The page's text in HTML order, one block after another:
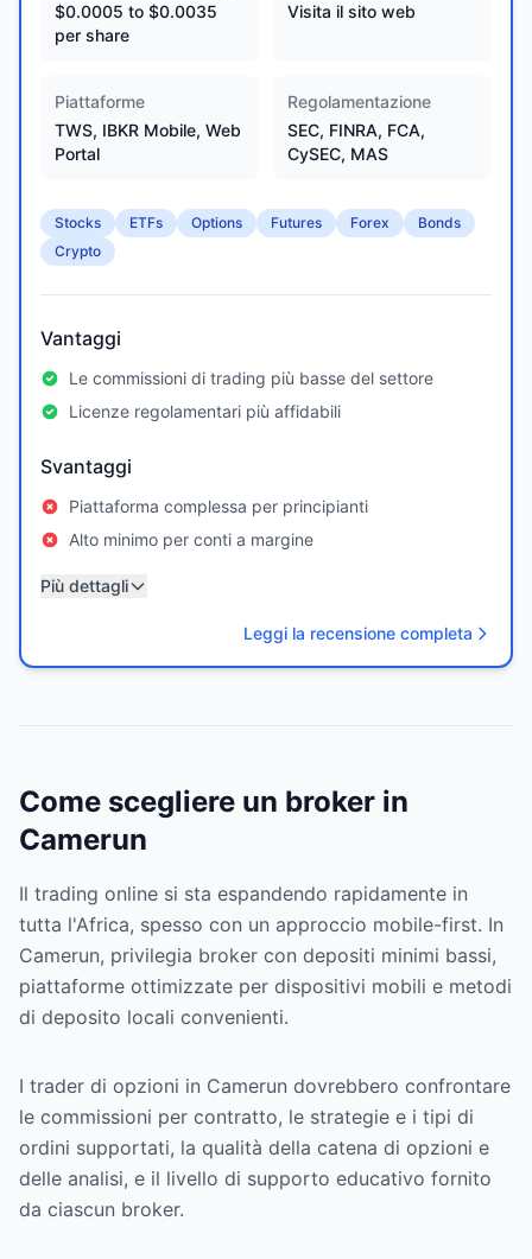
$0.0005 to $0.0035
per share
Visita il sito web
Piattaforme
TWS, IBKR Mobile, Web
Portal
Regolamentazione
SEC, FINRA, FCA,
CySEC, MAS
Stocks ETFs Options Futures Forex
Bonds
Crypto
Vantaggi
Le commissioni di trading più basse del settore
Licenze regolamentari più affidabili
Svantaggi
Piattaforma complessa per principianti
Alto minimo per conti a margine
Più dettagli
Leggi la recensione completa
Come scegliere un broker in
Camerun
Il trading online si sta espandendo rapidamente in
tutta l'Africa, spesso con un approccio mobile-first. In
Camerun, privilegia broker con depositi minimi bassi,
piattaforme ottimizzate per dispositivi mobili e metodi
di deposito locali convenienti.
I trader di opzioni in Camerun dovrebbero confrontare
le commissioni per contratto, le strategie e i tipi di
ordini supportati, la qualità della catena di opzioni e
delle analisi, e il livello di supporto educativo fornito
da ciascun broker.